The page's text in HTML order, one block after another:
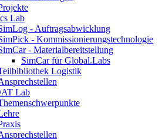
Lab
- Auftragsabwicklung
- Kommissionierungstechnologie
- Materialbereitstellung
SimCar für Global.Labs
Logistik
Lab